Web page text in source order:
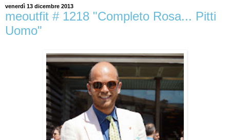
venerdì 13 dicembre 2013
meoutfit # 1218 "Completo Rosa... Pitti
Uomo"